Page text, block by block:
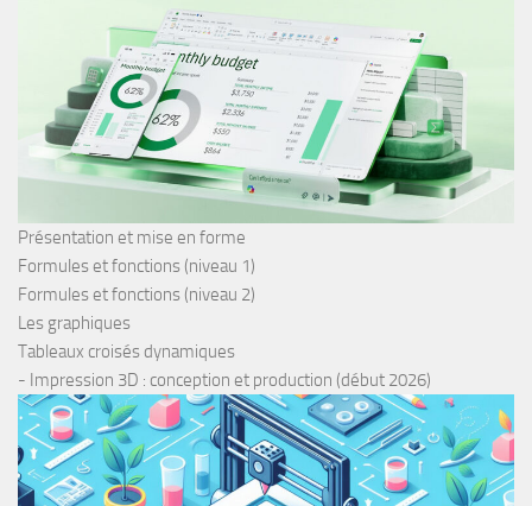
Présentation et mise en forme
Formules et fonctions (niveau 1)
Formules et fonctions (niveau 2)
Les graphiques
Tableaux croisés dynamiques
- Impression 3D : conception et production (début 2026)